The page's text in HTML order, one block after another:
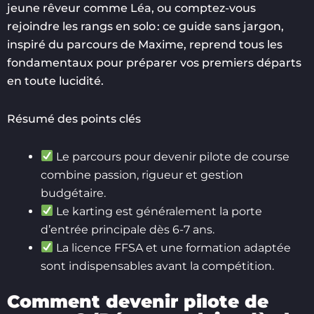
jeune rêveur comme Léa, ou comptez-vous
rejoindre les rangs en solo : ce guide sans jargon,
inspiré du parcours de Maxime, reprend tous les
fondamentaux pour préparer vos premiers départs
en toute lucidité.
Résumé des points clés
Le parcours pour devenir pilote de course
combine passion, rigueur et gestion
budgétaire.
Le karting est généralement la porte
d’entrée principale dès 6-7 ans.
La licence FFSA et une formation adaptée
sont indispensables avant la compétition.
Comment devenir pilote de